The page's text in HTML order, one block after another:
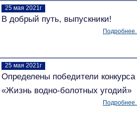
25 мая 2021г
В добрый путь, выпускники!
25 мая 2021г
Определены победители конкурса
«Жизнь водно-болотных угодий»